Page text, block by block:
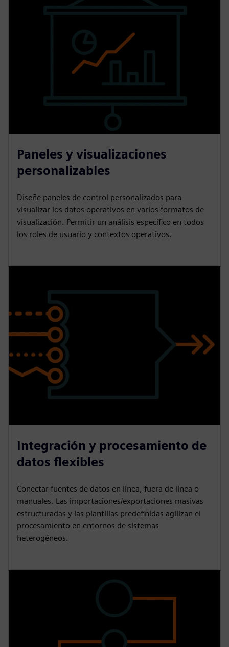
Paneles y visualizaciones
personalizables
Diseñe paneles de control personalizados para
visualizar los datos operativos en varios formatos de
visualización. Permitir un análisis específico en todos
los roles de usuario y contextos operativos.
Integración y procesamiento de
datos flexibles
Conectar fuentes de datos en línea, fuera de línea o
manuales. Las importaciones/exportaciones masivas
estructuradas y las plantillas predefinidas agilizan el
procesamiento en entornos de sistemas
heterogéneos.